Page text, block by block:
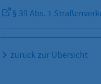
§ 39 Abs. 1
zurück zur Übersicht